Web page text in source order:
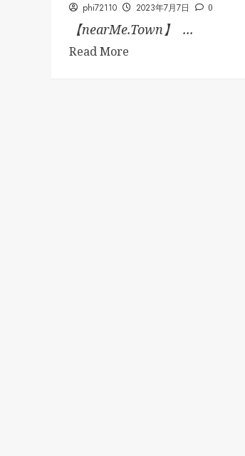
phi72110 2023年7月7日 0
【nearMe.Town】 ...
Read More